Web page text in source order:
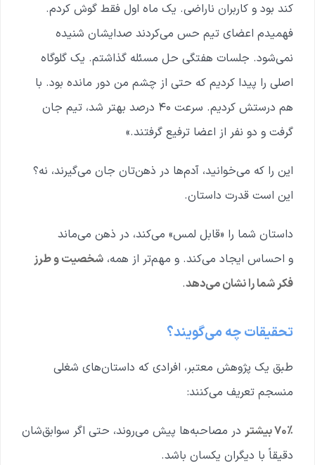
کند بود و کاربران ناراضی. یک ماه اول فقط گوش کردم.
فهمیدم اعضای تیم حس می‌کردند صدایشان شنیده
نمی‌شود. جلسات هفتگی حل مسئله گذاشتم. یک گلوگاه
اصلی را پیدا کردیم که حتی از چشم من دور مانده بود. با
هم درستش کردیم. سرعت ۴۰ درصد بهتر شد، تیم جان
گرفت و دو نفر از اعضا ترفیع گرفتند.»
این را که می‌خوانید، آدم‌ها در ذهن‌تان جان می‌گیرند، نه؟
این است قدرت داستان.
داستان شما را «قابل لمس» می‌کند، در ذهن می‌ماند
و احساس ایجاد می‌کند. و مهم‌تر از همه، شخصیت و طرز
فکر شما را نشان می‌دهد.
تحقیقات چه می‌گویند؟
طبق یک پژوهش معتبر، افرادی که داستان‌های شغلی
منسجم تعریف می‌کنند:
۷۰٪ بیشتر در مصاحبه‌ها پیش می‌روند، حتی اگر سوابق‌شان
دقیقاً با دیگران یکسان باشد.